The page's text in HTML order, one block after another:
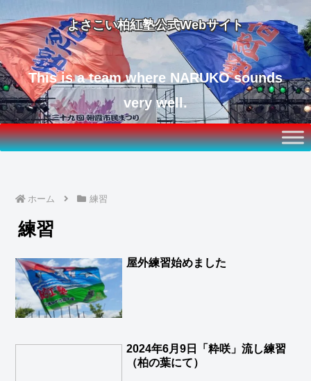
よさこい柏紅塾公式Webサイト
This is a team where NARUKO sounds
very well.
ホーム 練習
練習
屋外練習始めました
2024年6月9日「粋咲」流し練習
（柏の葉にて）